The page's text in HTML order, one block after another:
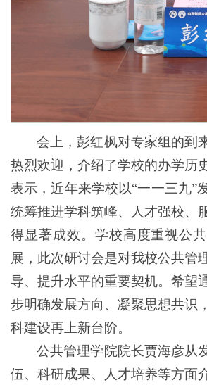
会上，彭红枫对专家组的到
热烈欢迎，介绍了学校的办学历
表示，近年来学校以“一一三九”
统筹推进学科筑峰、人才强校、
得显著成效。学校高度重视公
展，此次研讨会是对我校公共管
导、提升水平的重要契机。希望
步明确发展方向、凝聚思想共识
科建设再上新台阶。
公共管理学院院长贾海彦从
伍、科研成果、人才培养等方面